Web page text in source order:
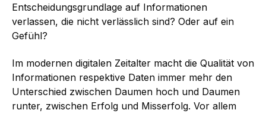
Entscheidungsgrundlage auf Informationen
verlassen, die nicht verlässlich sind? Oder auf ein
Gefühl?
Im modernen digitalen Zeitalter macht die Qualität von
Informationen respektive Daten immer mehr den
Unterschied zwischen Daumen hoch und Daumen
runter, zwischen Erfolg und Misserfolg. Vor allem